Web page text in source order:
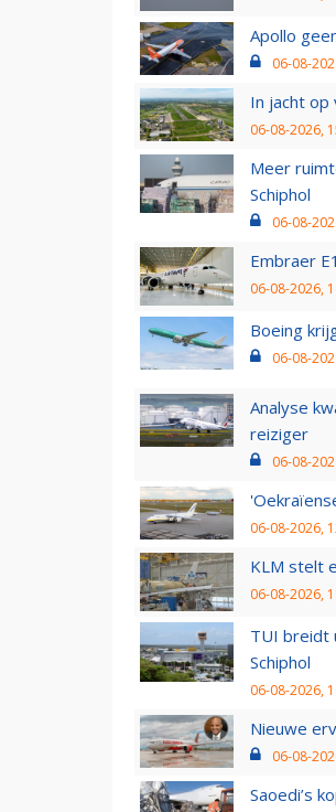
Apollo
06-08-
In jacht op
06-08-2026,
Meer
Schiphol
06-08-
Embraer
06-08-2026,
Boeing
06-08-
Analyse
reiziger
06-08-
06-08-2026,
KLM stelt
06-08-2026,
TUI breidt
Schiphol
06-08-2026,
Nieuwe
06-08-
Saoedi’s